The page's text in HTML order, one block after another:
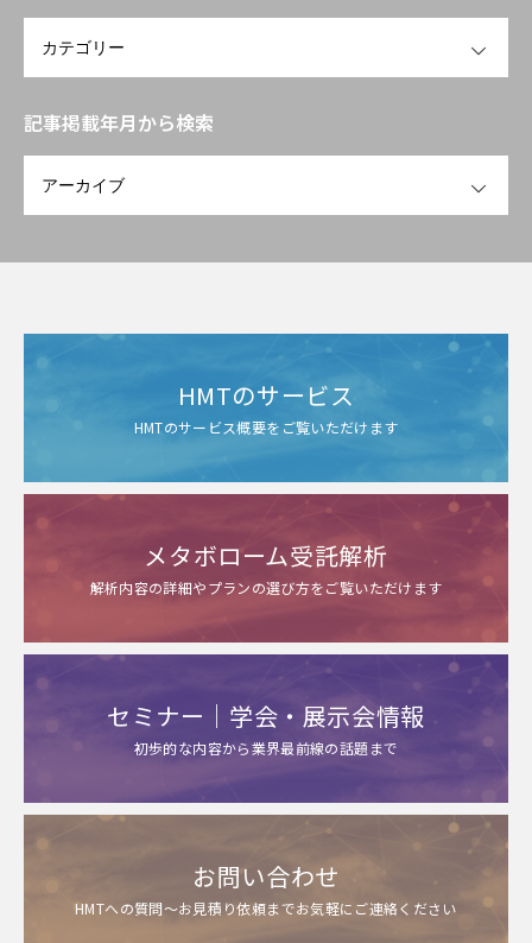
OPEN
記事掲載年月から検索
OPEN
HMTのサービス
HMTのサービス概要をご覧いただけます
メタボローム受託解析
解析内容の詳細やプランの選び方をご覧いただけます
セミナー｜学会・展示会情報
初歩的な内容から業界最前線の話題まで
お問い合わせ
HMTへの質問～お見積り依頼までお気軽にご連絡ください